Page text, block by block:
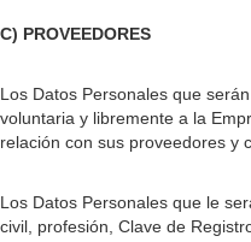
C) PROVEEDORES
Los Datos Personales que
voluntaria y libremente a la
relación con sus proveedores y
Los Datos Personales que le
civil, profesión, Clave de